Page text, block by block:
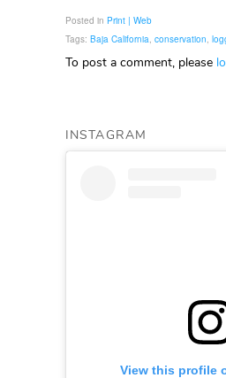
Posted in Print | Web
Tags: Baja California, conservation,
To post a comment, please
INSTAGRAM
View this profile